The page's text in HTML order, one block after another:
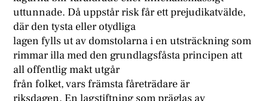
uttunnade. Då uppstår risk får ett prejudikatvälde,
där den tysta eller otydliga
lagen fylls ut av domstolarna i en utsträckning som
rimmar illa med den grundlagsfåsta principen att
all offentlig makt utgår
från folket, vars främsta fåreträdare är